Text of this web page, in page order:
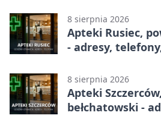
8 sierpnia 2026
Apteki Rusiec,
- adresy,
8 sierpnia 2026
Apteki
bełchatowski -